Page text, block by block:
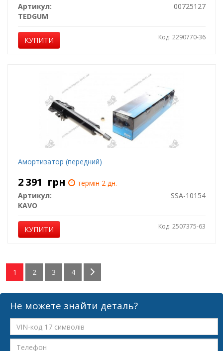
Артикул:
00725127
TEDGUM
КУПИТИ Код: 2290770-36
Амортизатор (передний)
2 391 грн
термін 2 дн.
Артикул:
SSA-10154
KAVO
КУПИТИ Код: 2507375-63
1 2 3 4
Не можете знайти деталь?